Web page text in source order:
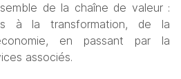
de la chaîne de valeur :
à la transformation, de la
en passant par la
associés.